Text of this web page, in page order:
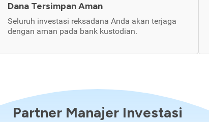
Dana Tersimpan Aman
Seluruh investasi reksadana Anda akan terjaga
dengan aman pada bank kustodian.
Partner Manajer Investasi